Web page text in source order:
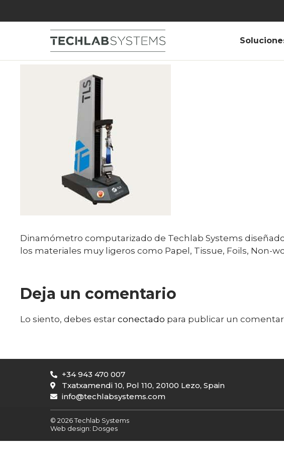
MTE1L-Maquina-
Dinamómetro computarizado de Techlab Systems
los materiales muy ligeros como Papel, Tissue, Foils, Non-
Deja un comentario
Lo siento, debes estar conectado para publicar un
+34 943 470 007
Txatxamendi 10, Pol 110, 20100 Lezo, Spain
info@techlabsystems.com
© 2026 Techlab Systems
Web design: Dosges